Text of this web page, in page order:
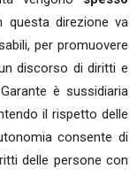
questa direzione va
per promuovere
discorso di diritti e
è sussidiaria
il rispetto delle
consente di
delle persone con